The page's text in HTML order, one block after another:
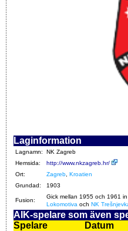
Laginformation
Lagnamn:
NK Zagreb
Hemsida:
http://www.nkzagreb.hr/
Ort:
Zagreb Kroatien
Grundad:
1903
Fusion:
Gick mellan 1955 och 1961
Lokomotiva och NK
AIK-spelare som även
Spelare
Datum